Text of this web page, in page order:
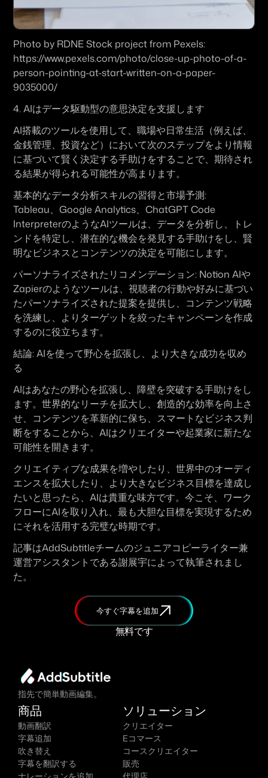
Photo by RDNE Stock project from Pexels:
https://www.pexels.com/photo/close-up-photo-of-a-
person-pointing-at-start-written-on-a-paper-
9035000/
4. AIはデータ駆動型の意思決定を支援します
AI搭載のツールを使用して、職場や日常生活（例えば、
金銭管理、投資など）において次のステップをより情報
に基づいて賢く決定する手助けをすることで、期待され
る結果が得られる可能性が高まります。
基本的なデータ分析スキルの習得と市場予測:
Tableau、Google Analytics、ChatGPT Code
InterpreterのようなAIツールは、データを分析し、トレ
ンドを特定し、潜在的な機会を発見する手助けをし、賢
明なビジネスとコンテンツの決定を可能にします。
パーソナライズされたリコメンデーション: Notion AIや
Zapierのようなツールは、視聴者の行動や好みに基づい
たパーソナライズされた提案を提供し、コンテンツ戦略
を洗練し、よりターゲットを絞ったキャンペーンを作成
するのに役立ちます。
結論: AIを使って野心を拡張し、より大きな成功を収め
る
AIはあなたの野心を拡張し、障壁を突破する手助けをし
ます。世界的なリーチを拡大し、創造的な効率を向上さ
せ、コンテンツを革新的に保ち、スマートなビジネス判
断をすることから、AIはクリエイターや起業家に新たな
可能性を開きます。
クリエイティブな成果を増やしたり、世界中のオーディ
エンスを拡大したり、より大きなビジネス目標を達成し
たいと思ったら、AIは貴重な味方です。今こそ、ワーク
フローにAIを取り入れ、最も大胆な目標を実現するため
にそれを活用する完璧な時期です。
記事はAddSubtitleチームのジュニアコピーライター兼
運営アシスタントである謝展宇によって執筆されまし
た。
今すぐ字幕を追加
無料です
指先で簡単動画編集。
商品
動画翻訳
字幕追加
吹き替え
字幕を翻訳する
ソリューション
クリエイター
Eコマース
コースクリエイター
販売